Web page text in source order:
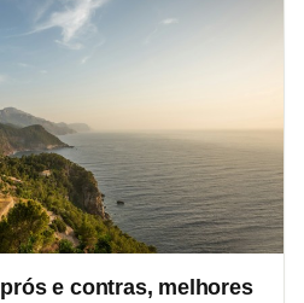
e contras, melhores